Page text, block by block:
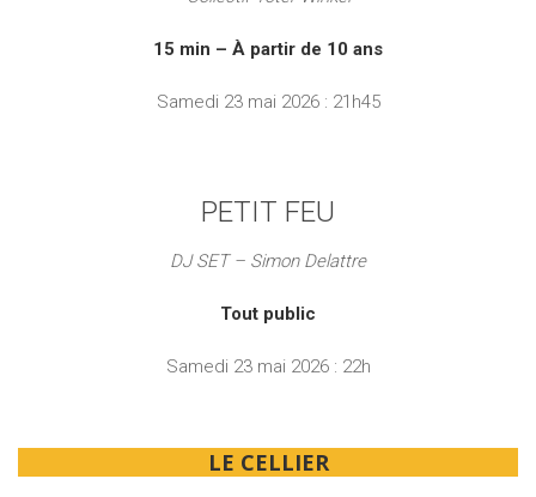
15 min – À partir de 10 ans
Samedi 23 mai 2026 : 21h45
PETIT FEU
DJ SET – Simon Delattre
Tout public
Samedi 23 mai 2026 : 22h
LE CELLIER